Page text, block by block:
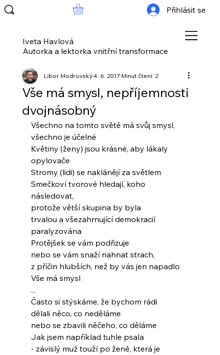
Iveta Havlová
Autorka a lektorka vnitřní transformace
Přihlásit se
Vše má smysl, nepříjemnosti
dvojnásobný
Libor Modrovský4. 6. 2017Minut čtení: 2
Všechno na tomto světě má svůj smysl,
všechno je účelné
Květiny (ženy) jsou krásné, aby lákaly
opylovače
Stromy (lidi) se naklánějí za světlem
Smečkoví tvorové hledají, koho
následovat,
protože větší skupina by byla
trvalou a všezahrnující demokracií
paralyzována
Protějšek se vám podřizuje
nebo se vám snaží nahnat strach,
z příčin hlubších, než by vás jen napadlo
Vše má smysl
...
Často si stýskáme, že bychom rádi
dělali něco, co neděláme
nebo se zbavili něčeho, co děláme
Jak jsem například tuhle psala
- závislý muž touží po ženě, která je